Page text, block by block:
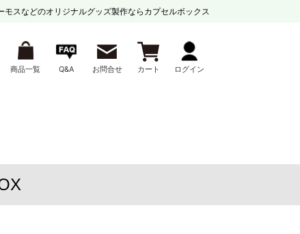
モスなどのオリジナルグッズ製作ならカプセルボックス
商品一覧 Q&A お問合せ カート ログイン